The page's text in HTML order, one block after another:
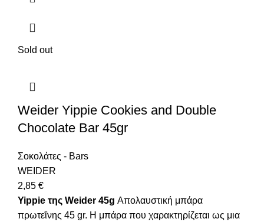
Sold out
Weider Yippie Cookies and Double
Chocolate Bar 45gr
Σοκολάτες - Bars
WEIDER
2,85 €
Yippie της Weider 45g Απολαυστική μπάρα
πρωτεΐνης 45 gr. Η μπάρα που χαρακτηρίζεται ως μια